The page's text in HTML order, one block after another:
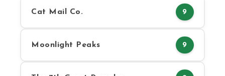
Cat Mail Co. 9
Moonlight Peaks 9